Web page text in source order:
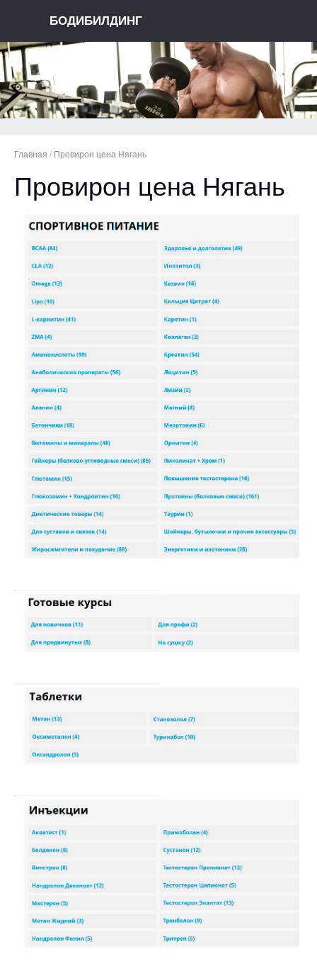
БОДИБИЛДИНГ
Главная / Провирон цена Нягань
Провирон цена Нягань